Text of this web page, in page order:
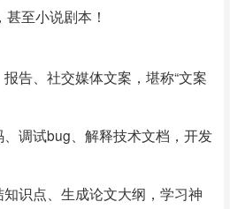
至小说剧本！
告、社交媒体文案，堪称“文案
调试bug、解释技术文档，开发
识点、生成论文大纲，学习神